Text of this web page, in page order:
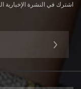
اشترك في النشرة الإخبارية